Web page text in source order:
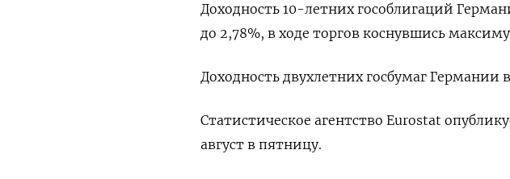
Доходность 10-летних гособлигаций
до 2,78%, в ходе торгов коснувшись
Доходность двухлетних госбумаг Германии
Статистическое агентство Eurostat
август в пятницу.